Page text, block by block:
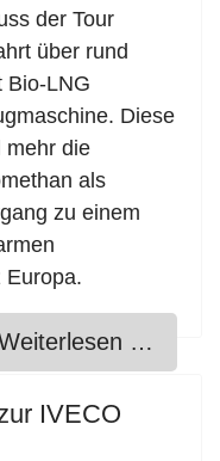
der Tour
über rund
Bio-LNG
Diese
mehr die
als
zu einem
Europa.
…
IVECO